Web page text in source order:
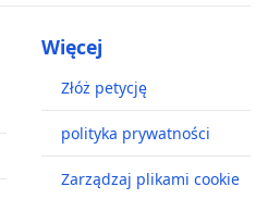
Więcej
Złóż petycję
polityka prywatności
Zarządzaj plikami cookie